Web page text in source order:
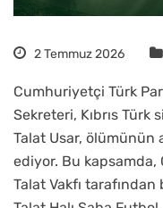
2 Temmuz 2026
Cumhuriyetçi Türk
Sekreteri, Kıbrıs
Talat Usar, ölümünün
ediyor. Bu kapsamda,
Talat Vakfı